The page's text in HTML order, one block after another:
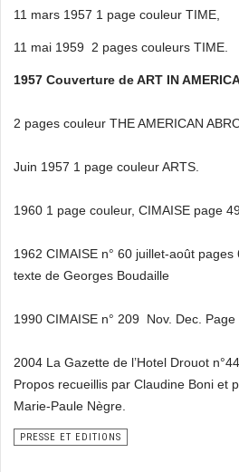
11 mars 1957 1 page couleur TIME,
11 mai 1959 2 pages couleurs TIME.
1957 Couverture de ART IN
2 pages couleur THE AMERICAN
Juin 1957 1 page couleur ARTS.
1960 1 page couleur, CIMAISE page 49.
1962 CIMAISE n° 60 juillet-août pages
texte de Georges Boudaille
1990 CIMAISE n° 209 Nov. Dec.
2004 La Gazette de l’Hotel Drouot
Propos recueillis par Claudine Boni et
Marie-Paule Nègre.
PRESSE ET EDITIONS